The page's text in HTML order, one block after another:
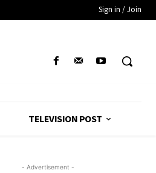
Sign in / Join
TELEVISION POST
- Advertisement -